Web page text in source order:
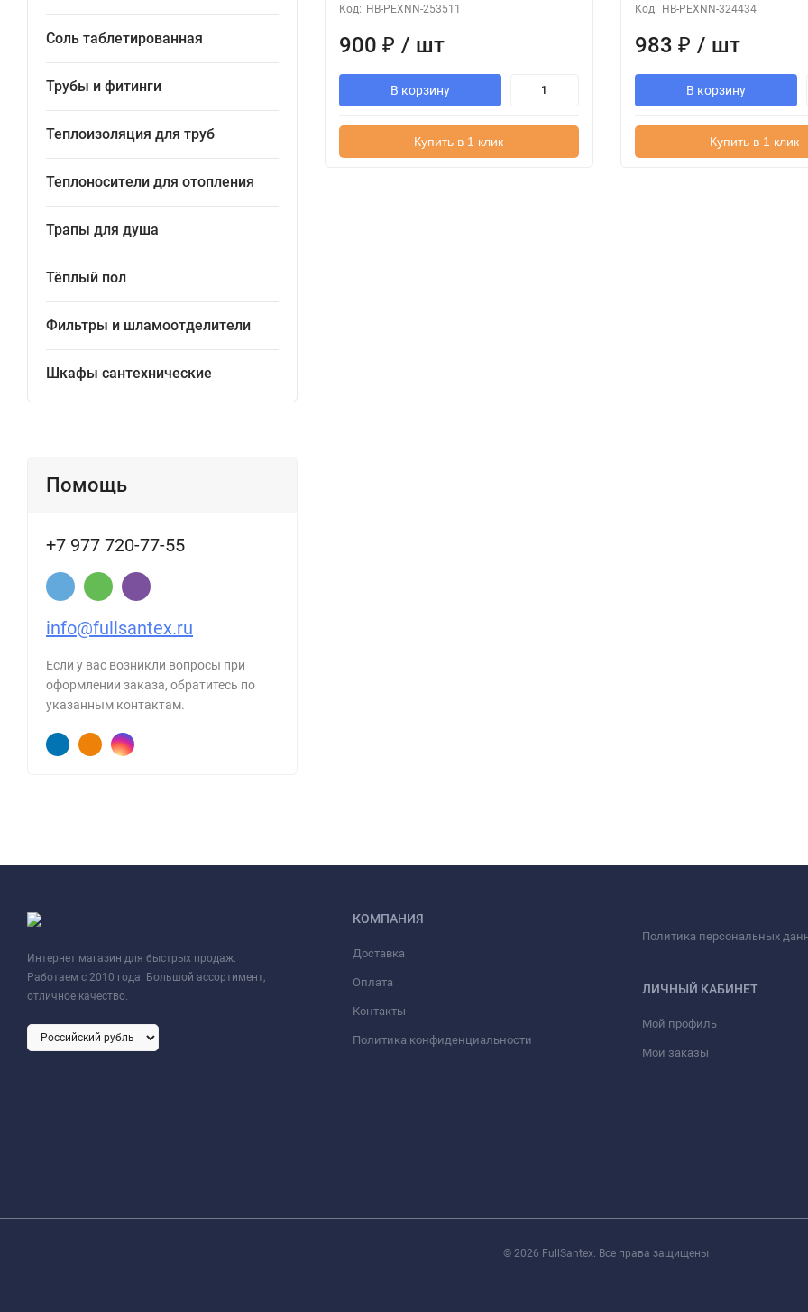
Соль таблетированная
Трубы и фитинги
Теплоизоляция для труб
Теплоносители для отопления
Трапы для душа
Тёплый пол
Фильтры и шламоотделители
Шкафы сантехнические
Помощь
+7 977 720-77-55
info@fullsantex.ru
Если у вас возникли вопросы при
оформлении заказа, обратитесь по
указанным контактам.
Код: HB-PEXNN-253511
900 ₽ / шт
В корзину
Купить в 1 клик
Код: HB-PEXNN-324434
983 ₽ / шт
В корзину
Купить в 1 клик
Интернет магазин для быстрых продаж.
Работаем с 2010 года. Большой ассортимент,
отличное качество.
КОМПАНИЯ
Доставка
Оплата
Контакты
Политика конфиденциальности
Политика персональных
ЛИЧНЫЙ КАБИНЕТ
Мой профиль
Мои заказы
© 2026 FullSantex. Все права защищены